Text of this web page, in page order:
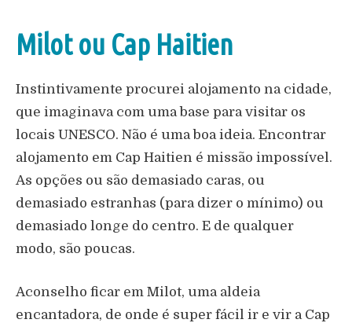
Milot ou Cap Haitien
Instintivamente procurei alojamento na cidade,
que imaginava com uma base para visitar os
locais UNESCO. Não é uma boa ideia. Encontrar
alojamento em Cap Haitien é missão impossível.
As opções ou são demasiado caras, ou
demasiado estranhas (para dizer o mínimo) ou
demasiado longe do centro. E de qualquer
modo, são poucas.
Aconselho ficar em Milot, uma aldeia
encantadora, de onde é super fácil ir e vir a Cap